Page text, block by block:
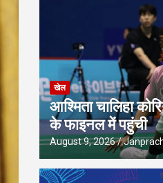
खेल
आश्मिता चालिहा
के फाइनल में पहुंची
August 9, 2026